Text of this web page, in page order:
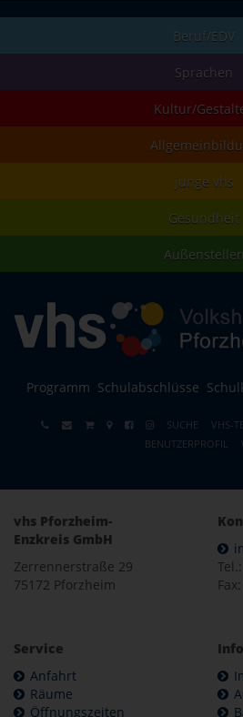
Beruf/EDV
Sprachen
Kultur/
junge vhs
Gesundheit
Außenstellen
Programm Schulabschlüsse
SUCHE VHS-
BENUTZERPROFIL
vhs Pforzheim-
Enzkreis GmbH
Zerrennerstraße 29
75172 Pforzheim
Service
Anfahrt
Räume
Öffnungszeiten